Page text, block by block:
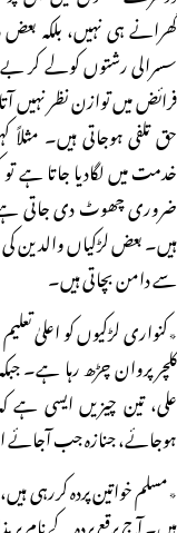
گھرانے ہی نہیں، بلکہ
سسرالی رشتوں کولے کر
فرائض میں توازن نظر
حق تلفی ہوجاتی ہیں۔ مثلاً
خدمت میں لگادیا جاتا ہے
ضروری چھوٹ دی جاتی
ہیں۔ بعض لڑکیاں والدین کی
سے دامن بچاتی ہیں۔
٭کنواری لڑکیوں کو اعلیٰ تعلیم
کلچر پروان چڑھ رہا ہے۔
علی، تین چیزیں ایسی ہے
ہوجائے، جنازہ جب آجائے
٭مسلم خواتین پردہ کررہی
ہیں۔ آج برقع پردہ کے نام